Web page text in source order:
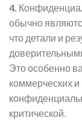
4.
обычно
что детали и
Это особенно
коммерческих и
критической.